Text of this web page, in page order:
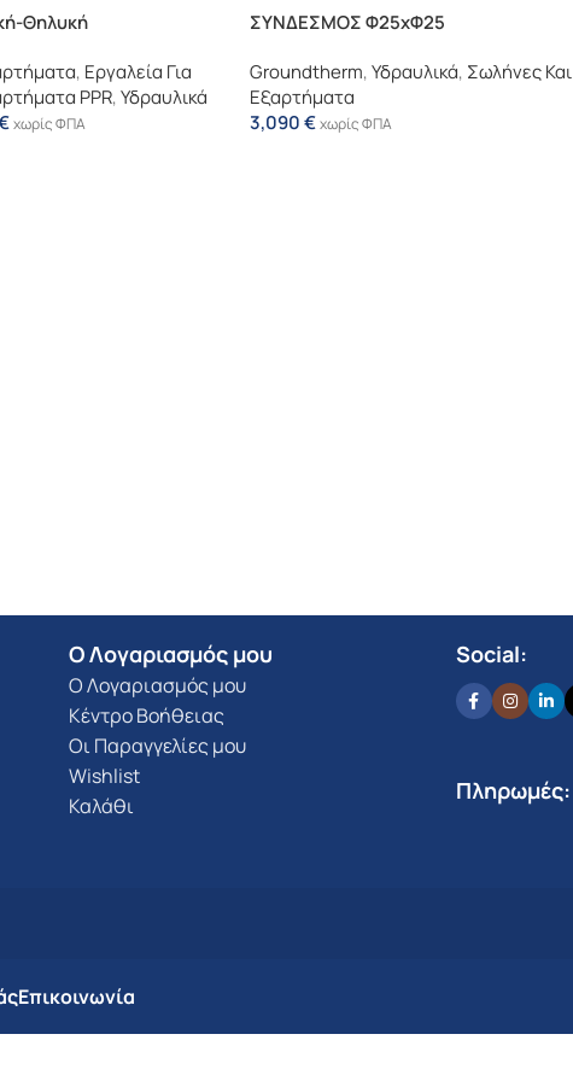
Θηλυκή
, Εργαλεία Για
PPR,Υδραυλικά
χωρίς ΦΠΑ
ΣΥΝΔΕΣΜΟΣ Φ25xΦ25
Groundtherm,Υδραυλικά, Σωλήνες Και
Εξαρτήματα
3,090€χωρίς ΦΠΑ
Ο Λογαριασμός μου
Ο Λογαριασμός μου
Κέντρο Βοήθειας
Οι Παραγγελίες μου
Wishlist
Καλάθι
Social:
Πληρωμές:
Επικοινωνία